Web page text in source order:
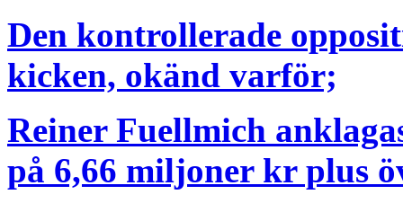
Den kontrollerade
kicken, okänd varför;
Reiner Fuellmich
på 6,66 miljoner kr plus